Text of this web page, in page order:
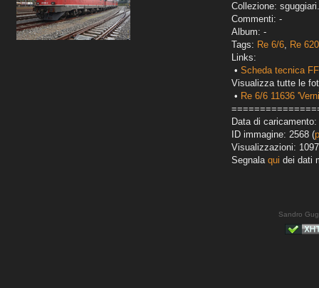
Collezione:
Commenti: -
Album: -
Tags: Re 6/6, Re 620
Links:
• Scheda tecnica
Visualizza tutte le
• Re 6/6 11636
Data di
ID immagine: 2568 (
Visualizzazioni: 1097
Segnala qui dei dati
Sandro